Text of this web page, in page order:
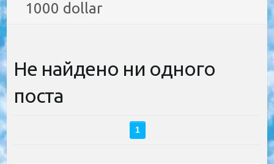
1000 dollar
Не найдено ни одного
поста
1